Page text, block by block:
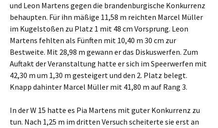
und Leon Martens gegen die brandenburgische Konkurrenz
behaupten. Für ihn mäßige 11,58 m reichten Marcel Müller
im Kugelstoßen zu Platz 1 mit 48 cm Vorsprung. Leon
Martens fehlten als Fünften mit 10,40 m 30 cm zur
Bestweite. Mit 28,98 m gewann er das Diskuswerfen. Zum
Auftakt der Veranstaltung hatte er sich im Speerwerfen mit
42,30 m um 1,30 m gesteigert und den 2. Platz belegt.
Knapp dahinter Marcel Müller mit 41,80 m auf Rang 3.
In der W 15 hatte es Pia Martens mit guter Konkurrenz zu
tun. Nach 1,25 m im dritten Versuch scheiterte sie erst an